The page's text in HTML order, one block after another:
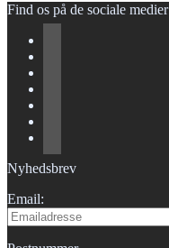
Find os på de sociale medier
Nyhedsbrev
Email: